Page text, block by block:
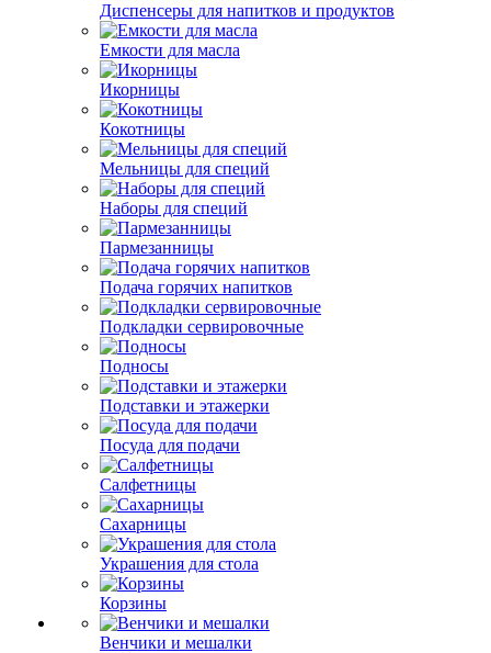
Диспенсеры для напитков и продуктов
Емкости для масла
Икорницы
Кокотницы
Мельницы для специй
Наборы для специй
Пармезанницы
Подача горячих напитков
Подкладки сервировочные
Подносы
Подставки и этажерки
Посуда для подачи
Салфетницы
Сахарницы
Украшения для стола
Корзины
Венчики и мешалки